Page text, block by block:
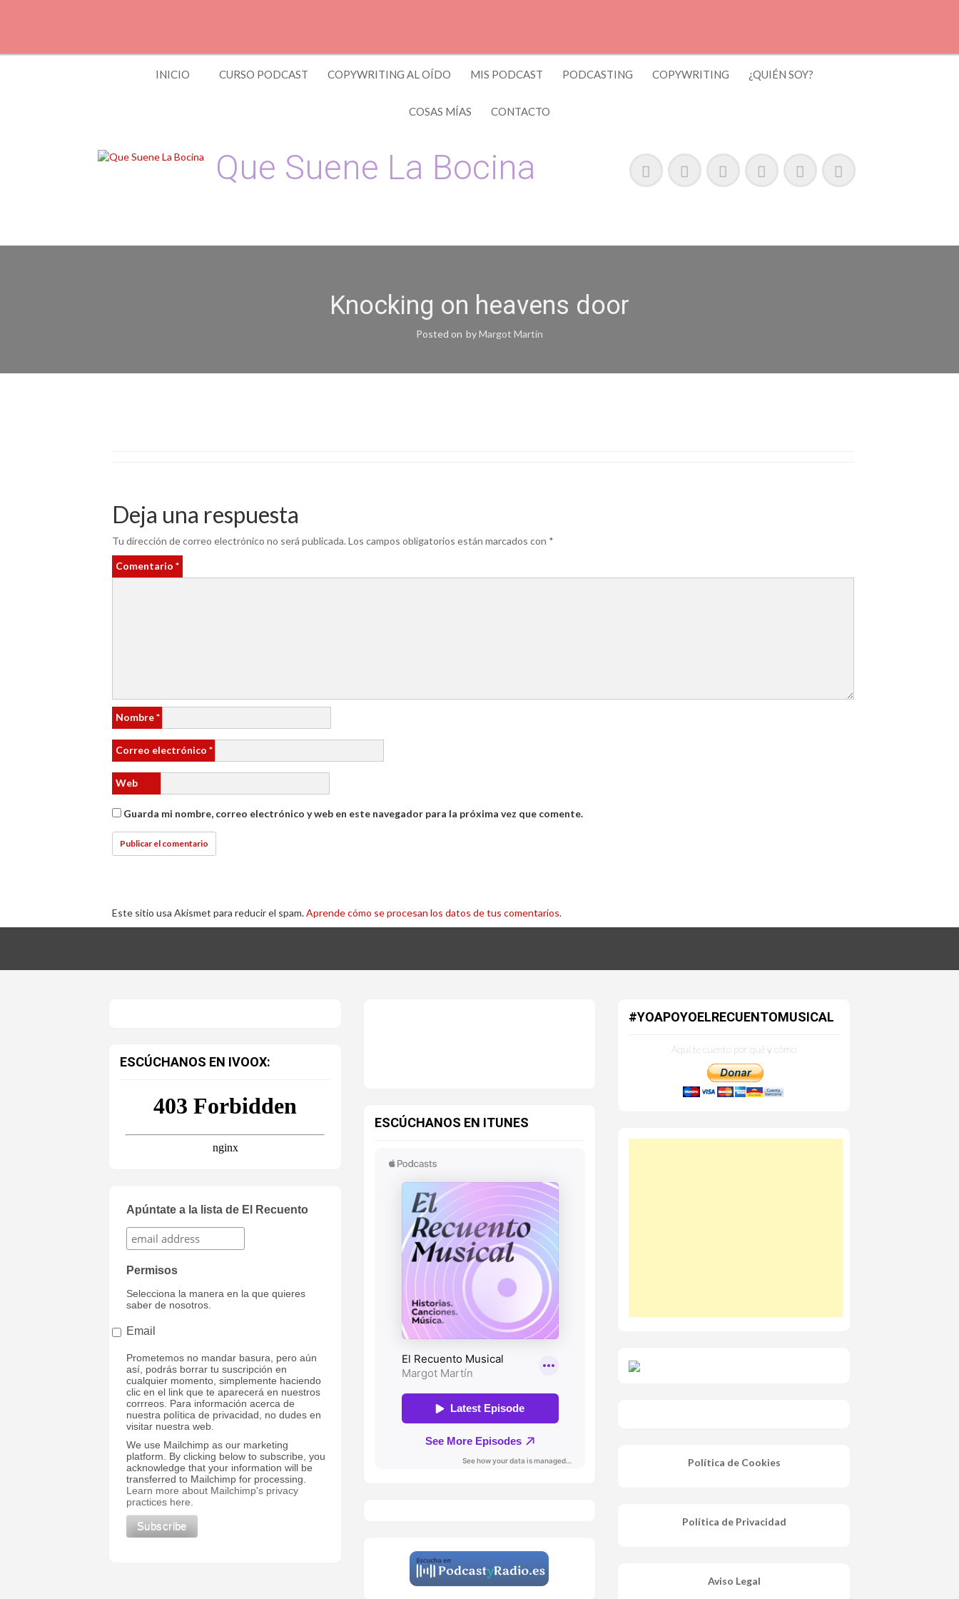
INICIO CURSO PODCAST COPYWRITING AL OÍDO MIS PODCAST PODCASTING COPYWRITING ¿QUIÉN SOY?
COSAS MÍAS CONTACTO
Que Suene La Bocina
Knocking on heavens door
Posted on byMargot Martín
Deja una respuesta
Tu dirección de correo electrónico no será publicada. Los campos obligatorios están marcados con *
Comentario *
Nombre*
Correo electrónico *
Web
Guarda mi nombre, correo electrónico y web en este navegador para la próxima vez que comente.
Este sitio usa Akismet para reducir el spam.Aprende cómo se procesan los datos de tus comentarios.
ESCÚCHANOS EN IVOOX:
Apúntate a la lista de El Recuento
Permisos
Selecciona la manera en la que quieres
saber de nosotros.
Email
Prometemos no mandar basura, pero aún
así, podrás borrar tu suscripción en
cualquier momento, simplemente haciendo
clic en el link que te aparecerá en nuestros
corrreos. Para información acerca de
nuestra política de privacidad, no dudes en
visitar nuestra web.
We use Mailchimp as our marketing
platform. By clicking below to subscribe, you
acknowledge that your information will be
transferred to Mailchimp for processing.
Learn more about Mailchimp's privacy
practices here.
ESCÚCHANOS EN ITUNES
#YOAPOYOELRECUENTOMUSICAL
Aquí te cuento por qué y cómo
Política de Cookies
Política de Privacidad
Aviso Legal